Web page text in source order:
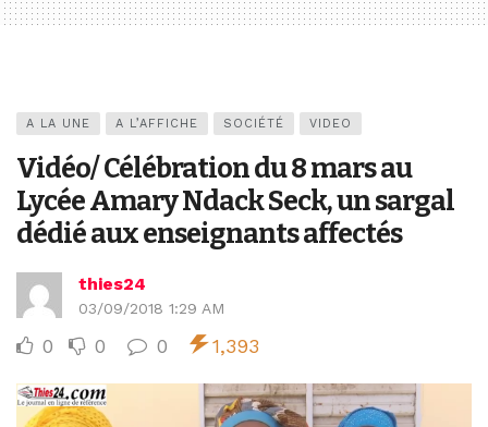
A LA UNE A L’AFFICHE SOCIÉTÉ VIDEO
Vidéo/ Célébration du 8 mars au
Lycée Amary Ndack Seck, un sargal
dédié aux enseignants affectés
thies24
03/09/2018 1:29 AM
0 0 0 1,393